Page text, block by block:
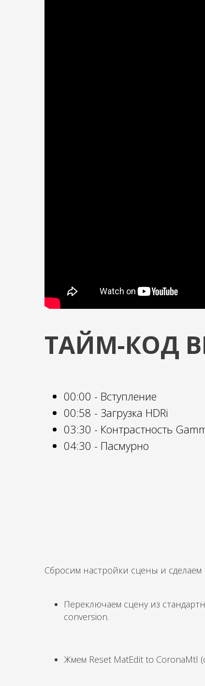
ТАЙМ-КОД
00:00 - Вступление
00:58 - Загрузка HDRi
03:30 - Контрастность
04:30 - Пасмурно
Сбросим настройки сцены и сделаем
Переключаем сцену из
conversion.
Жмем Reset MatEdit to CoronaMtl